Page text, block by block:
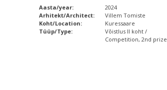
Aasta/year:
2024
Arhitekt/Architect:
Villem Tomiste
Koht/Location:
Kuressaare
Tüüp/Type:
Võistlus II koht /
Competition, 2nd prize